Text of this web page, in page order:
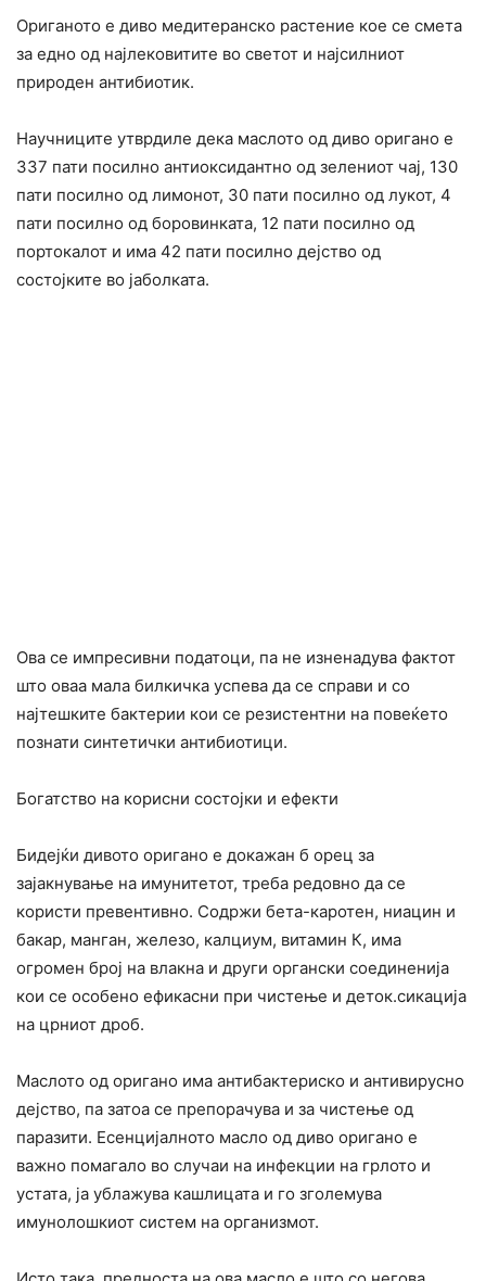
Ориганото е диво медитеранско растение кое се смета
за едно од најлековитите во светот и најсилниот
природен антибиотик.
Научниците утврдиле дека маслото од диво оригано е
337 пати посилно антиоксидантно од зелениот чај, 130
пати посилно од лимонот, 30 пати посилно од лукот, 4
пати посилно од боровинката, 12 пати посилно од
портокалот и има 42 пати посилно дејство од
состојките во јаболката.
Ова се импресивни податоци, па не изненадува фактот
што оваа мала билкичка успева да се справи и со
најтешките бактерии кои се резистентни на повеќето
познати синтетички антибиотици.
Богатство на корисни состојки и ефекти
Бидејќи дивото оригано е докажан б орец за
зајакнување на имунитетот, треба редовно да се
користи превентивно. Содржи бета-каротен, ниацин и
бакар, манган, железо, калциум, витамин К, има
огромен број на влакна и други органски соединенија
кои се особено ефикасни при чистење и деток.сикација
на црниот дроб.
Маслото од оригано има антибактериско и антивирусно
дејство, па затоа се препорачува и за чистење од
паразити. Есенцијалното масло од диво оригано е
важно помагало во случаи на инфекции на грлото и
устата, ја ублажува кашлицата и го зголемува
имунолошкиот систем на организмот.